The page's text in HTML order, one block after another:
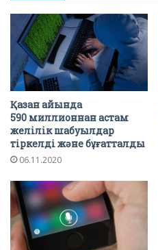
Қазан айында
590 миллионнан астам
желілік шабуылдар
тіркелді және бұғатталды
06.11.2020